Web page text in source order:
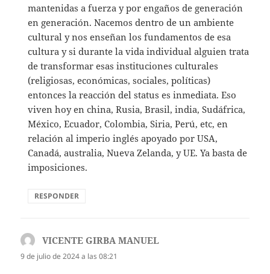
mantenidas a fuerza y por engaños de generación
en generación. Nacemos dentro de un ambiente
cultural y nos enseñan los fundamentos de esa
cultura y si durante la vida individual alguien trata
de transformar esas instituciones culturales
(religiosas, económicas, sociales, políticas)
entonces la reacción del status es inmediata. Eso
viven hoy en china, Rusia, Brasil, india, Sudáfrica,
México, Ecuador, Colombia, Siria, Perú, etc, en
relación al imperio inglés apoyado por USA,
Canadá, australia, Nueva Zelanda, y UE. Ya basta de
imposiciones.
RESPONDER
VICENTE GIRBA MANUEL
9 de julio de 2024 a las 08:21